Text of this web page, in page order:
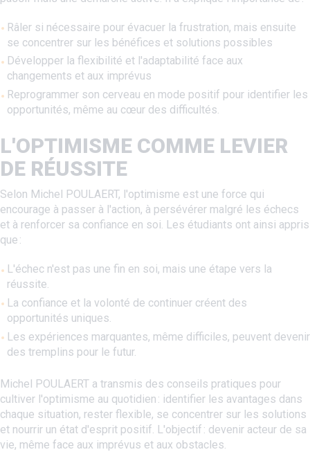
Râler si nécessaire pour évacuer la frustration, mais ensuite
se concentrer sur les bénéfices et solutions possibles
Développer la flexibilité et l'adaptabilité face aux
changements et aux imprévus
Reprogrammer son cerveau en mode positif pour identifier les
opportunités, même au cœur des difficultés.
L'OPTIMISME COMME LEVIER
DE RÉUSSITE
Selon Michel POULAERT, l'optimisme est une force qui
encourage à passer à l'action, à persévérer malgré les échecs
et à renforcer sa confiance en soi. Les étudiants ont ainsi appris
que :
L'échec n'est pas une fin en soi, mais une étape vers la
réussite.
La confiance et la volonté de continuer créent des
opportunités uniques.
Les expériences marquantes, même difficiles, peuvent devenir
des tremplins pour le futur.
Michel POULAERT a transmis des conseils pratiques pour
cultiver l'optimisme au quotidien : identifier les avantages dans
chaque situation, rester flexible, se concentrer sur les solutions
et nourrir un état d'esprit positif. L'objectif : devenir acteur de sa
vie, même face aux imprévus et aux obstacles.